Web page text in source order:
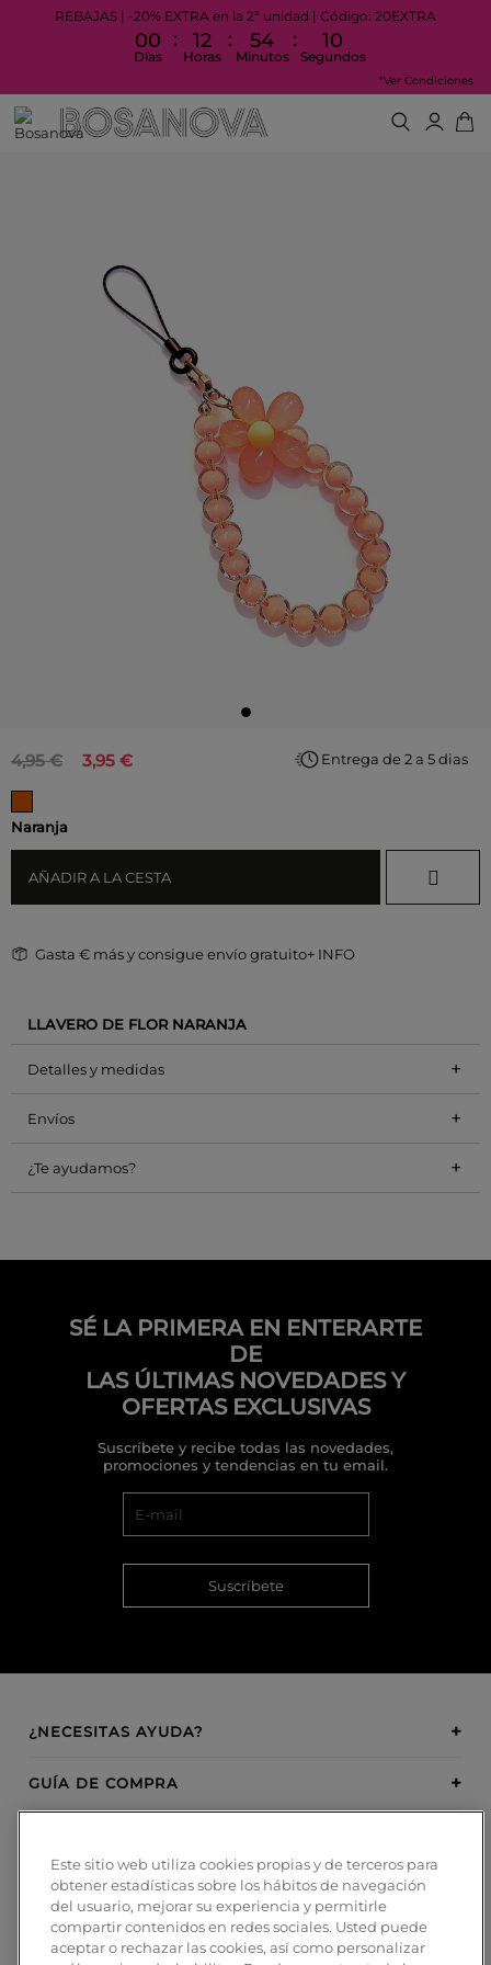
REBAJAS | -20% EXTRA en la 2ª unidad | Código: 20EXTRA
00
Días
: 12
Horas
: 54
Minutos
: 10
Segundos
*Ver Condiciones
3,95 €
4,95 €
Naranja
AÑADIR A LA CESTA
Entrega de 2 a 5 dias
Gasta € más y consigue envío gratuito+ INFO
LLAVERO DE FLOR NARANJA
Detalles y medidas +
Envíos +
¿Te ayudamos? +
SÉ LA PRIMERA EN ENTERARTE
DE
LAS ÚLTIMAS NOVEDADES Y
OFERTAS EXCLUSIVAS
Suscríbete y recibe todas las novedades,
promociones y tendencias en tu email.
Suscríbete
¿NECESITAS AYUDA?
GUÍA DE COMPRA
INSPIRATION
MÉTODOS DE PAGO
Este sitio web utiliza cookies propias y de terceros para
obtener estadísticas sobre los hábitos de navegación
del usuario, mejorar su experiencia y permitirle
compartir contenidos en redes sociales. Usted puede
aceptar o rechazar las cookies, así como personalizar